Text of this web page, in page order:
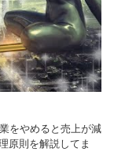
をやめると売上が減
原則を解説してま